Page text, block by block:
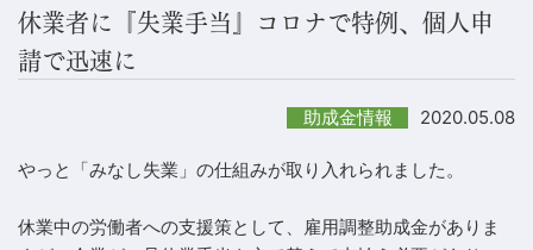
休業者に『失業手当』コロナで特例、個人申
請で迅速に
助成金情報 2020.05.08
やっと「みなし失業」の仕組みが取り入れられました。
休業中の労働者への支援策として、雇用調整助成金がありま